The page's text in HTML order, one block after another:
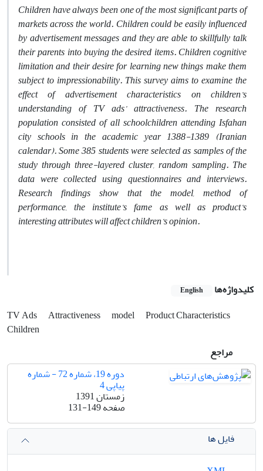
Children have always been one of the most significant parts of
markets across the world. Children could be easily influenced
by advertisement messages and they are able to skillfully talk
their parents into buying the desired items. Children cognitive
limitation and their desire for learning new things make them
subject to impressionability. This survey aims to examine the
effect of advertisement characteristics on children’s
understanding of TV ads’ attractiveness. The research
population consisted of all schoolchildren attending Isfahan
city schools in the academic year 1388-1389 (Iranian
calendar). Some 385 students were selected as samples of the
study through three-layered cluster, random sampling. The
data were collected using questionnaires and interviews.
Research findings show that the model, method of
performance, the institute’s fame as well as product’s
interesting attributes will affect children’s opinion.
کلیدواژه‌ها English
TV Ads Attractiveness model
Product Characteristics
Children
مراجع
دوره 19، شماره 72 - شماره
پیاپی 4
زمستان 1391
صفحه131-149
فایل ها